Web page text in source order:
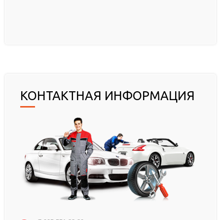
КОНТАКТНАЯ ИНФОРМАЦИЯ